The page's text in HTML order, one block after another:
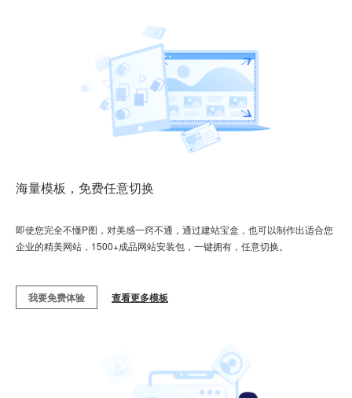
海量模板，免费任意切换
即使您完全不懂P图，对美感一窍不通，通过建站宝盒，也可以制作出适合您
企业的精美网站，1500+成品网站安装包，一键拥有，任意切换。
我要免费体验 查看更多模板